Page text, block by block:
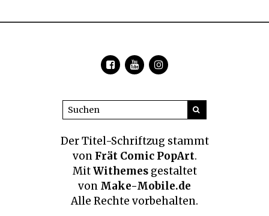
Der Titel-Schriftzug stammt
von Frät Comic PopArt.
MitWithemesgestaltet
von Make-Mobile.de
Alle Rechte vorbehalten.